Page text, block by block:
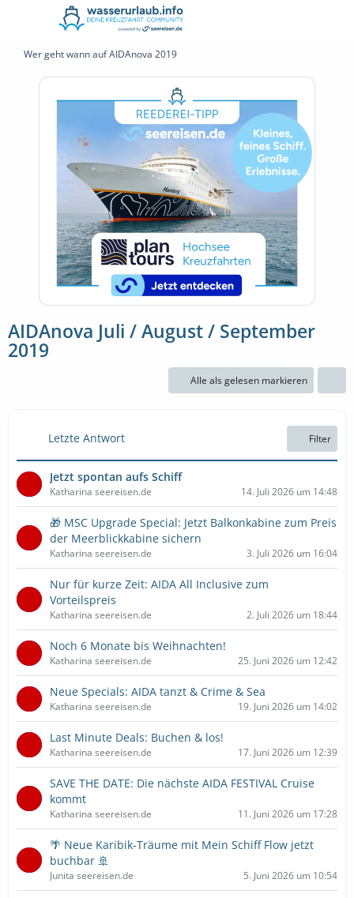
Wer geht wann auf AIDAnova 2019
AIDAnova Juli / August / September
2019
Alle als gelesen markieren
Letzte Antwort Filter
Jetzt spontan aufs Schiff
Katharina seereisen.de 14. Juli 2026 um 14:48
🎁 MSC Upgrade Special: Jetzt Balkonkabine zum Preis
der Meerblickkabine sichern
Katharina seereisen.de 3. Juli 2026 um 16:04
Nur für kurze Zeit: AIDA All Inclusive zum
Vorteilspreis
Katharina seereisen.de 2. Juli 2026 um 18:44
Noch 6 Monate bis Weihnachten!
Katharina seereisen.de 25. Juni 2026 um 12:42
Neue Specials: AIDA tanzt & Crime & Sea
Katharina seereisen.de 19. Juni 2026 um 14:02
Last Minute Deals: Buchen & los!
Katharina seereisen.de 17. Juni 2026 um 12:39
SAVE THE DATE: Die nächste AIDA FESTIVAL Cruise
kommt
Katharina seereisen.de 11. Juni 2026 um 17:28
🌴 Neue Karibik-Träume mit Mein Schiff Flow jetzt
buchbar 🚢
Junita seereisen.de 5. Juni 2026 um 10:54